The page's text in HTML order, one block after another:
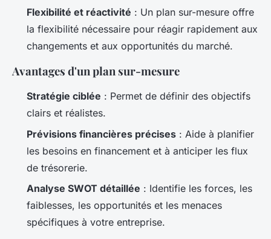
Flexibilité et réactivité : Un plan sur-mesure offre
la flexibilité nécessaire pour réagir rapidement aux
changements et aux opportunités du marché.
Avantages d'un plan sur-mesure
Stratégie ciblée : Permet de définir des objectifs
clairs et réalistes.
Prévisions financières précises : Aide à planifier
les besoins en financement et à anticiper les flux
de trésorerie.
Analyse SWOT détaillée : Identifie les forces, les
faiblesses, les opportunités et les menaces
spécifiques à votre entreprise.